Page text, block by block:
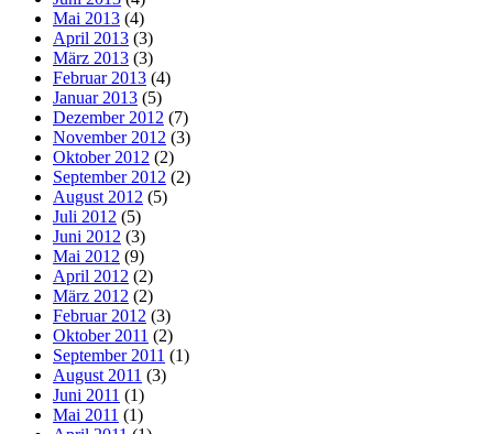
Mai 2013 (4)
April 2013 (3)
März 2013 (3)
Februar 2013 (4)
Januar 2013 (5)
Dezember 2012 (7)
November 2012 (3)
Oktober 2012 (2)
September 2012 (2)
August 2012 (5)
Juli 2012 (5)
Juni 2012 (3)
Mai 2012 (9)
April 2012 (2)
März 2012 (2)
Februar 2012 (3)
Oktober 2011 (2)
September 2011 (1)
August 2011 (3)
Juni 2011 (1)
Mai 2011 (1)